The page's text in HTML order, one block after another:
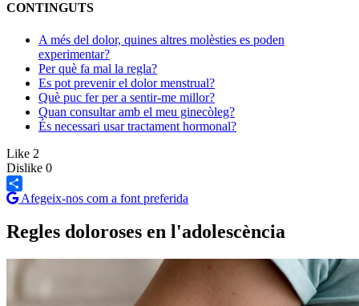
CONTINGUTS
A més del dolor, quines altres molèsties es poden
experimentar?
Per què fa mal la regla?
Es pot prevenir el dolor menstrual?
Què puc fer per a sentir-me millor?
Quan consultar amb el meu ginecòleg?
És necessari usar tractament hormonal?
Like 2
Dislike 0
Share
Afegeix-nos com a font preferida
Regles doloroses en l'adolescència